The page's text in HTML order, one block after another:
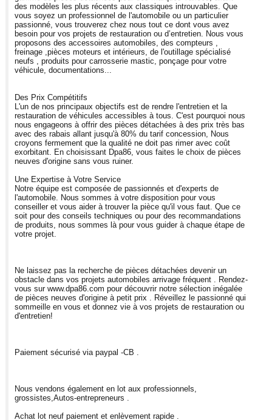
des modèles les plus récents aux classiques introuvables. Que
vous soyez un professionnel de l'automobile ou un particulier
passionné, vous trouverez chez nous tout ce dont vous avez
besoin pour vos projets de restauration ou d’entretien. Nous vous
proposons des accessoires automobiles, des compteurs ,
freinage ,pièces moteurs et intérieurs, de l'outillage spécialisé
neufs , produits pour carrosserie mastic, ponçage pour votre
véhicule, documentations...
Des Prix Compétitifs
L'un de nos principaux objectifs est de rendre l'entretien et la
restauration de véhicules accessibles à tous. C'est pourquoi nous
nous engageons à offrir des pièces détachées à des prix très bas
avec des rabais allant jusqu'à 80% du tarif concession, Nous
croyons fermement que la qualité ne doit pas rimer avec coût
exorbitant. En choisissant Dpa86, vous faites le choix de pièces
neuves d'origine sans vous ruiner.
Une Expertise à Votre Service
Notre équipe est composée de passionnés et d'experts de
l'automobile. Nous sommes à votre disposition pour vous
conseiller et vous aider à trouver la pièce qu'il vous faut. Que ce
soit pour des conseils techniques ou pour des recommandations
de produits, nous sommes là pour vous guider à chaque étape de
votre projet.
Ne laissez pas la recherche de pièces détachées devenir un
obstacle dans vos projets automobiles arrivage fréquent . Rendez-
vous sur www.dpa86.com pour découvrir notre sélection inégalée
de pièces neuves d'origine à petit prix . Réveillez le passionné qui
sommeille en vous et donnez vie à vos projets de restauration ou
d'entretien!
Paiement sécurisé via paypal -CB .
Nous vendons également en lot aux professionnels,
grossistes,Autos-entrepreneurs .
Achat lot neuf paiement et enlèvement rapide .